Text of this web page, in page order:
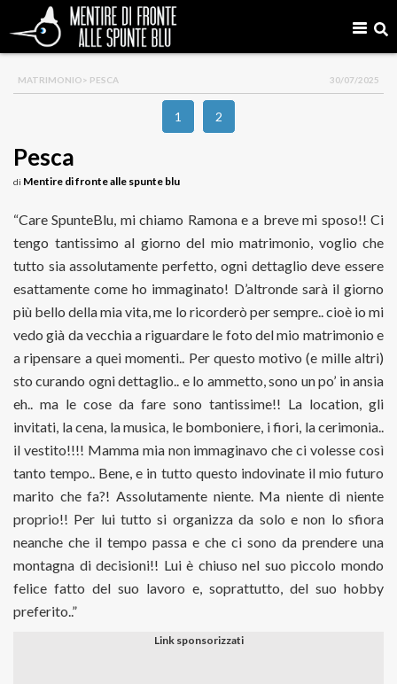
MATRIMONIO> PESCA 30/07/2025
1 2
Pesca
di Mentire di fronte alle spunte blu
“Care SpunteBlu, mi chiamo Ramona e a breve mi sposo!! Ci
tengo tantissimo al giorno del mio matrimonio, voglio che
tutto sia assolutamente perfetto, ogni dettaglio deve essere
esattamente come ho immaginato! D’altronde sarà il giorno
più bello della mia vita, me lo ricorderò per sempre.. cioè io mi
vedo già da vecchia a riguardare le foto del mio matrimonio e
a ripensare a quei momenti.. Per questo motivo (e mille altri)
sto curando ogni dettaglio.. e lo ammetto, sono un po’ in ansia
eh.. ma le cose da fare sono tantissime!! La location, gli
invitati, la cena, la musica, le bomboniere, i fiori, la cerimonia..
il vestito!!!! Mamma mia non immaginavo che ci volesse così
tanto tempo.. Bene, e in tutto questo indovinate il mio futuro
marito che fa?! Assolutamente niente. Ma niente di niente
proprio!! Per lui tutto si organizza da solo e non lo sfiora
neanche che il tempo passa e che ci sono da prendere una
montagna di decisioni!! Lui è chiuso nel suo piccolo mondo
felice fatto del suo lavoro e, soprattutto, del suo hobby
preferito..”